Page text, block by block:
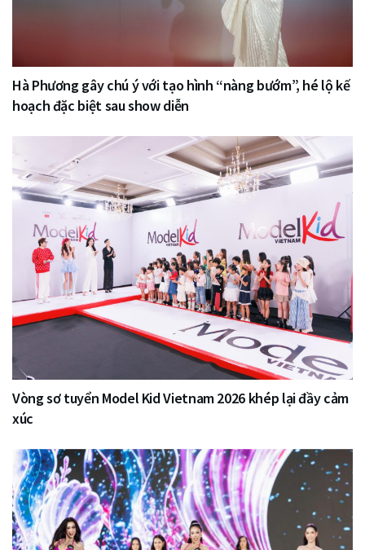
Hà Phương gây chú ý với tạo hình “nàng bướm”, hé lộ kế
hoạch đặc biệt sau show diễn
Vòng sơ tuyển Model Kid Vietnam 2026 khép lại đầy cảm
xúc